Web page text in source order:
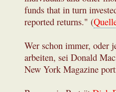
funds that in turn
reported returns." (
Wer schon immer, oder
arbeiten, sei Donald
New York Magazine